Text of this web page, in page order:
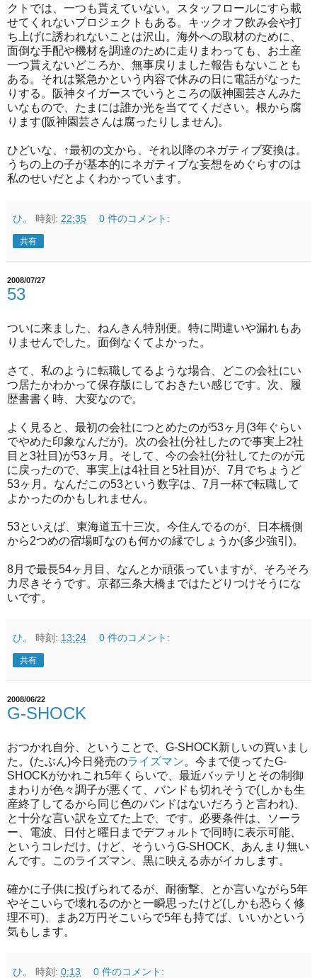
クトでは、一つも貰えていない。スタッフロールにすら載
せてくれないプロジェクトもある。キックオフ飲み会や打
ち上げに誘われないことは沢山。海外への取材のために、
面倒な手配や機材を調達のために走りまわっても、お土産
一つ貰えないどころか、無事戻りました報告もないことも
ある。それは緊急かという内容で休みの日に電話がなった
りする。阪神タイガースでいうところの阪神園芸さんみた
いなもので、たまには誰か光を当ててください。根から腐
ります(阪神園芸さんは腐ったりしません)。
ひどいな、↑最初の文から、それ以降のネガティブ変換は。
うちの上の子が基本的にネガティブな妄想をめぐらすのは
私のせいだとよくわかっています。
ひ。 時刻: 22:35 0 件のコメント:
共有
2008/07/27
53
ついに来ました、ねんきん特別便。特に間違いや漏れもあ
りませんでした。面倒なくてよかった。
さて、私のように転職してるような場合、どこの会社にい
つ居たかわかって保存版にしておきたい感じです。次、履
歴書書く時、大変なので。
よく見ると、最初の会社につとめたのが53ヶ月(3年ぐらい
でやめた印象なんだが)。次の会社(分社したので事実上2社
目と3社目)が53ヶ月。そして、今の会社(分社してたのが元
に戻ったので、事実上は4社目と5社目)が、7月でちょうど
53ヶ月。なんだこの53という数字は、7月一杯で転職して
よかったのかもしれません。
53といえば、東海道五十三次。今住んでるのが、日本橋側
から2つめの宿場町なのも何かの縁でしょうか(多少強引)。
8月で最長54ヶ月目、なんとか頑張っていますが、そろそろ
力尽きそうです。京都三条大橋まではたどりつけそうにな
いです。
ひ。 時刻: 13:24 0 件のコメント:
共有
2008/06/22
G-SHOCK
おつかれ自分、ということで、G-SHOCK新しいの買いまし
た。(たぶん)今日発売のライズマン。今まで使ってたG-
SHOCKがかれこれ5年くらいで、最近バッテリとその制御
まわりが色々調子が悪くて、バンドも切れそうで(しかも生
産終了してるから同じ色のバンドはないだろうと言われ)、
と十分な言い訳を立てた上で、です。必要条件は、ソーラ
ー、電波、日付と曜日までデフォルトで同時に表示可能、
というコレだけ。けど、そういうG-SHOCK、あんまり無い
んです。このライズマン、黒に映える赤がイカします。
確かに子供に投げられてるが、耐衝撃、とか言いながら5年
やそこいらで壊れるのかと一瞬思ったけど(しかも恐らく修
理不可)、まあ2万円そこいらで5年も持てば、いいかという
気もします。
ひ。 時刻: 0:13 0 件のコメント: